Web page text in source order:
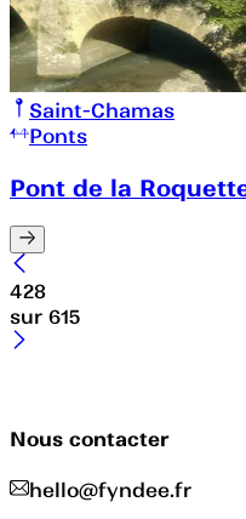
Saint-Chamas
Ponts
Pont de la
428
sur 615
Nous contacter
hello@fyndee.fr